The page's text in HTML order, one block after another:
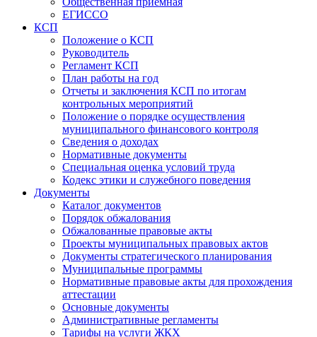
ЕГИССО
КСП
Положение о КСП
Руководитель
Регламент КСП
План работы на год
Отчеты и заключения КСП по итогам
контрольных мероприятий
Положение о порядке осуществления
муниципального финансового контроля
Сведения о доходах
Нормативные документы
Специальная оценка условий труда
Кодекс этики и служебного поведения
Документы
Каталог документов
Порядок обжалования
Обжалованные правовые акты
Проекты муниципальных правовых актов
Документы стратегического планирования
Муниципальные программы
Нормативные правовые акты для прохождения
аттестации
Основные документы
Административные регламенты
Тарифы на услуги ЖКХ